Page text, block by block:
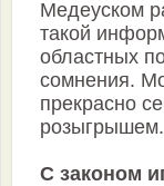
Медеуском
такой
областных
сомнения.
прекрасно
розыгрышем.
С законом